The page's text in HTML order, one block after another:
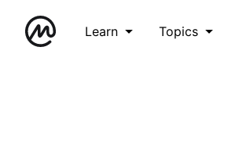
Learn Topics